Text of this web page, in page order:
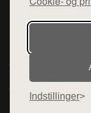
Indstillinger
Denne side er en
hjemmesider med
diverse webshops.
henviser til de
varerne på lager.